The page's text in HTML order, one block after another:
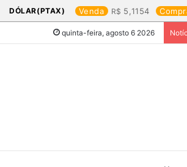
DÓLAR(PTAX) Venda 5,1154
quinta-feira, agosto 6 2026